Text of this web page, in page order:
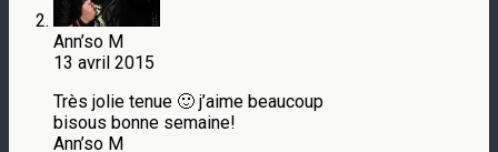
Ann’so M
13 avril 2015
Très jolie tenue 🙂 j’aime beaucoup
bisous bonne semaine!
Ann’so M